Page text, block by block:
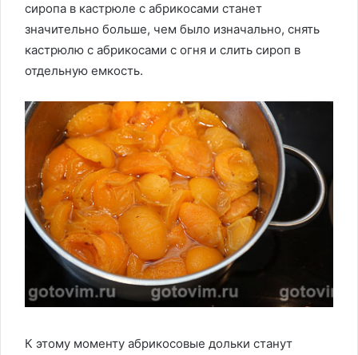
сиропа в кастрюле с абрикосами станет
значительно больше, чем было изначально, снять
кастрюлю с абрикосами с огня и слить сироп в
отдельную емкость.
К этому моменту абрикосовые дольки станут